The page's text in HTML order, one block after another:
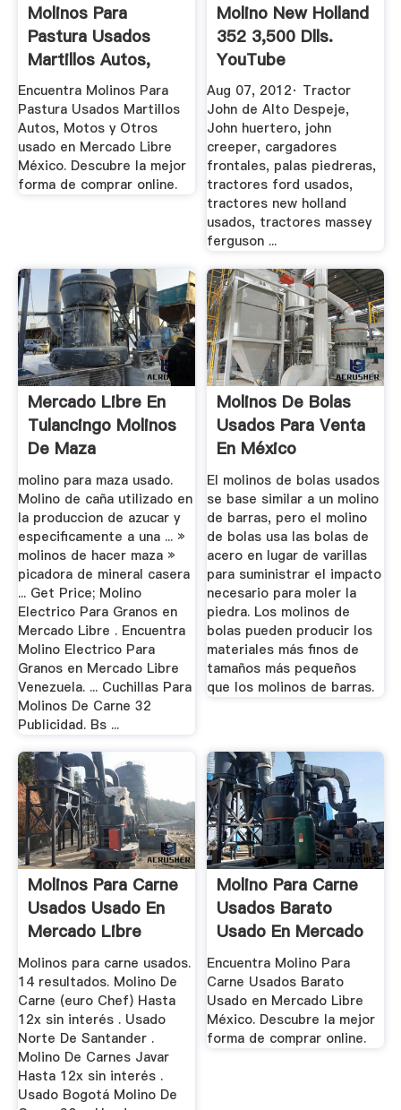
Molinos Para
Pastura Usados
Martillos Autos,
Motos Y ...
Encuentra Molinos Para
Pastura Usados Martillos
Autos, Motos y Otros
usado en Mercado Libre
México. Descubre la mejor
forma de comprar online.
Molino New Holland
352 3,500 Dlls.
YouTube
Aug 07, 2012· Tractor
John de Alto Despeje,
John huertero, john
creeper, cargadores
frontales, palas piedreras,
tractores ford usados,
tractores new holland
usados, tractores massey
ferguson ...
Mercado Libre En
Tulancingo Molinos
De Maza
molino para maza usado.
Molino de caña utilizado en
la produccion de azucar y
especificamente a una ... »
molinos de hacer maza »
picadora de mineral casera
... Get Price; Molino
Electrico Para Granos en
Mercado Libre . Encuentra
Molino Electrico Para
Granos en Mercado Libre
Venezuela. ... Cuchillas Para
Molinos De Carne 32
Publicidad. Bs ...
Molinos De Bolas
Usados Para Venta
En México
El molinos de bolas usados
se base similar a un molino
de barras, pero el molino
de bolas usa las bolas de
acero en lugar de varillas
para suministrar el impacto
necesario para moler la
piedra. Los molinos de
bolas pueden producir los
materiales más finos de
tamaños más pequeños
que los molinos de barras.
Molinos Para Carne
Usados Usado En
Mercado Libre
Colombia
Molinos para carne usados.
14 resultados. Molino De
Carne (euro Chef) Hasta
12x sin interés . Usado
Norte De Santander .
Molino De Carnes Javar
Hasta 12x sin interés .
Usado Bogotá Molino De
Molino Para Carne
Usados Barato
Usado En Mercado
Libre México
Encuentra Molino Para
Carne Usados Barato
Usado en Mercado Libre
México. Descubre la mejor
forma de comprar online.